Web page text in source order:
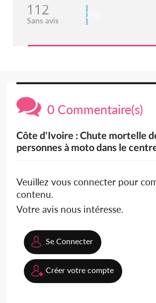
112
Sans avis 2%
0 Commentaire(s)
Côte d'Ivoire : Chute mortelle
personnes à moto dans le
Veuillez vous connecter pour
contenu.
Votre avis nous intéresse.
Se Connecter
Créer votre compte